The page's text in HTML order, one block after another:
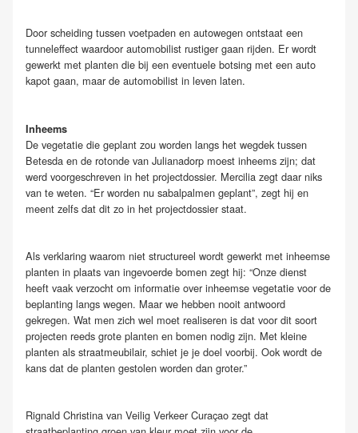
Door scheiding tussen voetpaden en autowegen ontstaat een
tunneleffect waardoor automobilist rustiger gaan rijden. Er wordt
gewerkt met planten die bij een eventuele botsing met een auto
kapot gaan, maar de automobilist in leven laten.
Inheems
De vegetatie die geplant zou worden langs het wegdek tussen
Betesda en de rotonde van Julianadorp moest inheems zijn; dat
werd voorgeschreven in het projectdossier. Mercilia zegt daar niks
van te weten. “Er worden nu sabalpalmen geplant”, zegt hij en
meent zelfs dat dit zo in het projectdossier staat.
Als verklaring waarom niet structureel wordt gewerkt met inheemse
planten in plaats van ingevoerde bomen zegt hij: “Onze dienst
heeft vaak verzocht om informatie over inheemse vegetatie voor de
beplanting langs wegen. Maar we hebben nooit antwoord
gekregen. Wat men zich wel moet realiseren is dat voor dit soort
projecten reeds grote planten en bomen nodig zijn. Met kleine
planten als straatmeubilair, schiet je je doel voorbij. Ook wordt de
kans dat de planten gestolen worden dan groter.”
Rignald Christina van Veilig Verkeer Curaçao zegt dat